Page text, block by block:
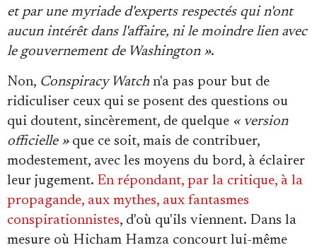
et par une myriade d'experts respectés qui n'ont
aucun intérêt dans l'affaire, ni le moindre lien avec
le gouvernement de Washington ».
Non, Conspiracy Watch n'a pas pour but de
ridiculiser ceux qui se posent des questions ou
qui doutent, sincèrement, de quelque « version
officielle »que ce soit, mais de contribuer,
modestement, avec les moyens du bord, à éclairer
leur jugement. En répondant, par la critique, à la
propagande, aux mythes, aux fantasmes
conspirationnistes, d'où qu'ils viennent. Dans la
mesure où Hicham Hamza concourt lui-même